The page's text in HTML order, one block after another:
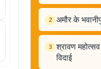
2 अमौर के
3 श्रावण
विदाई